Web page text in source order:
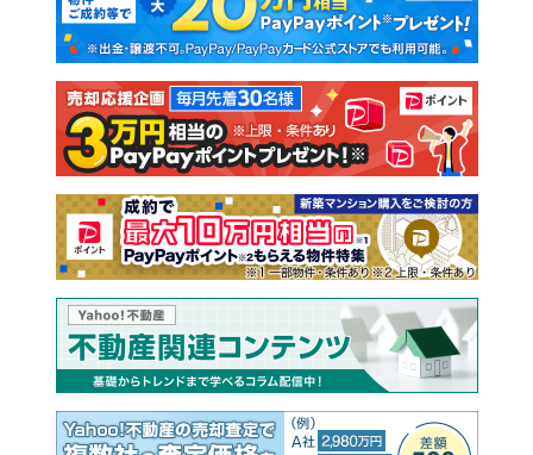
新築一戸建て 中古一戸建て
注文住宅 土地
売却査定